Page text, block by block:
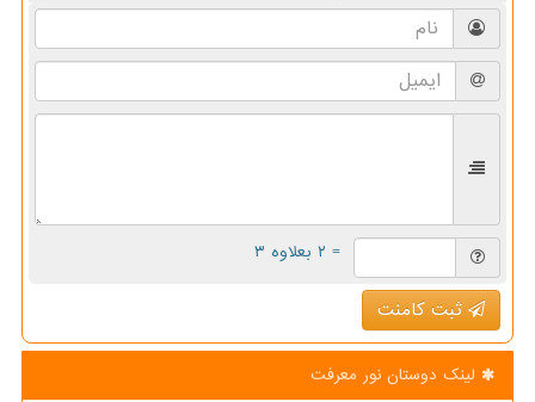
= ۲ بعلاوه ۳
ثبت کامنت
لینک دوستان نور معرفت